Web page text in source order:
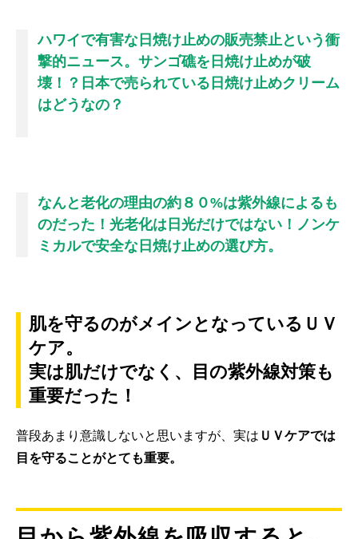
ハワイで有害な日焼け止めの販売禁止という衝
撃的ニュース。サンゴ礁を日焼け止めが破
壊！？日本で売られている日焼け止めクリーム
はどうなの？
なんと老化の理由の約８０%は紫外線によるも
のだった！光老化は日光だけではない！ノンケ
ミカルで安全な日焼け止めの選び方。
肌を守るのがメインとなっているＵＶ
ケア。
実は肌だけでなく、目の紫外線対策も
重要だった！
普段あまり意識しないと思いますが、実は ＵＶケアでは
目を守ることがとても重要。